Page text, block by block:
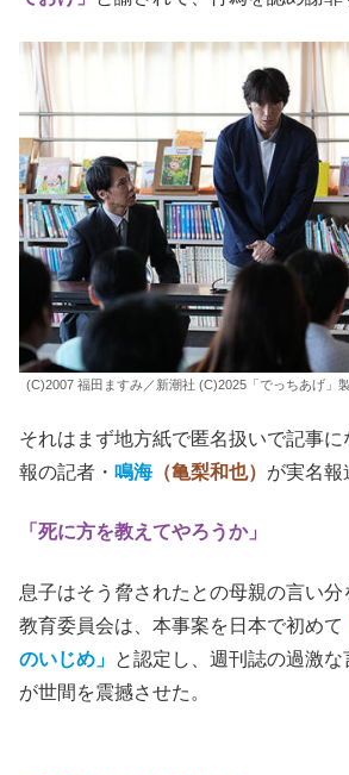
(C)2007 福田ますみ／新潮社 (C)2025「でっちあげ」
それはまず地方紙で匿名扱いで記事
報の記者・ 鳴海（亀梨和也） が実名報
「死に方を教えてやろうか」
息子はそう脅されたとの母親の言い分
教育委員会は、本事案を日本で初めて
のいじめ」 と認定し、週刊誌の過激
が世間を震撼させた。